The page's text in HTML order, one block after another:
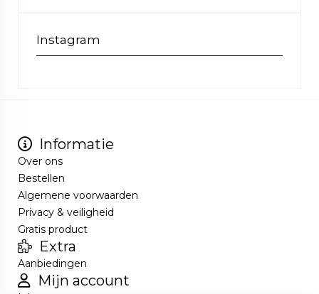
Instagram
Informatie
Over ons
Bestellen
Algemene voorwaarden
Privacy & veiligheid
Gratis product
Extra
Aanbiedingen
Mijn account